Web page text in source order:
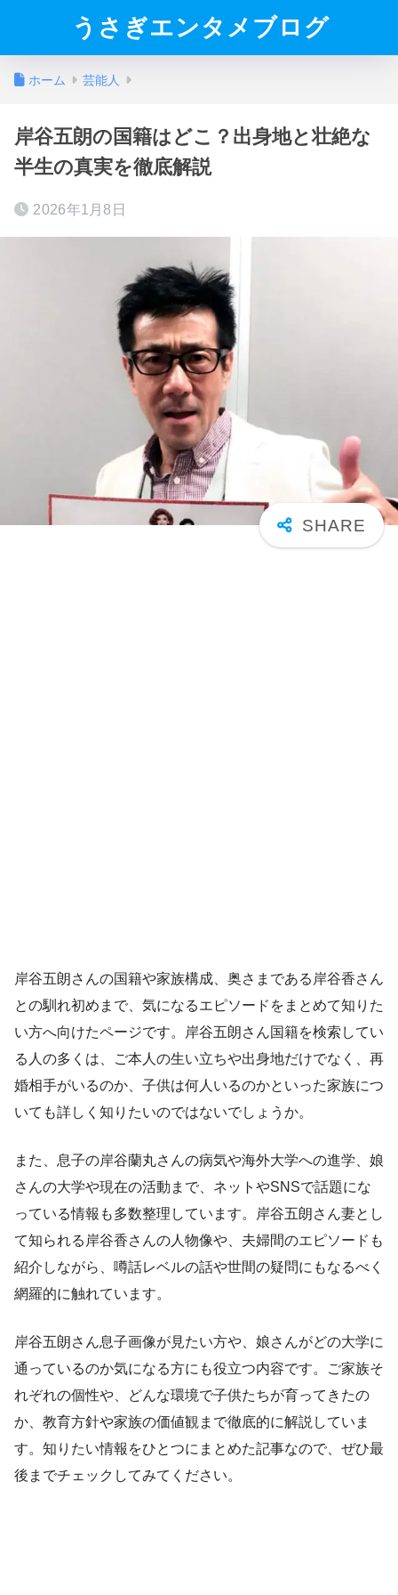
うさぎエンタメブログ
ホーム 芸能人
岸谷五朗の国籍はどこ？出身地と壮絶な
半生の真実を徹底解説
2026年1月8日
岸谷五朗さんの国籍や家族構成、奥さまである岸谷香さん
との馴れ初めまで、気になるエピソードをまとめて知りた
い方へ向けたページです。岸谷五朗さん国籍を検索してい
る人の多くは、ご本人の生い立ちや出身地だけでなく、再
婚相手がいるのか、子供は何人いるのかといった家族につ
いても詳しく知りたいのではないでしょうか。
また、息子の岸谷蘭丸さんの病気や海外大学への進学、娘
さんの大学や現在の活動まで、ネットやSNSで話題にな
っている情報も多数整理しています。岸谷五朗さん妻とし
て知られる岸谷香さんの人物像や、夫婦間のエピソードも
紹介しながら、噂話レベルの話や世間の疑問にもなるべく
網羅的に触れています。
岸谷五朗さん息子画像が見たい方や、娘さんがどの大学に
通っているのか気になる方にも役立つ内容です。ご家族そ
れぞれの個性や、どんな環境で子供たちが育ってきたの
か、教育方針や家族の価値観まで徹底的に解説していま
す。知りたい情報をひとつにまとめた記事なので、ぜひ最
後までチェックしてみてください。